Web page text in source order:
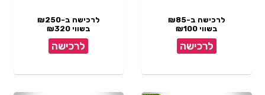
לרכישה ב-₪85
בשווי ₪100
לרכישה
לרכישה ב-₪250
בשווי ₪320
לרכישה